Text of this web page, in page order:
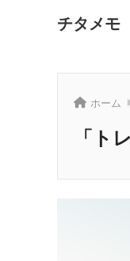
チタメモ
ホーム
「ト